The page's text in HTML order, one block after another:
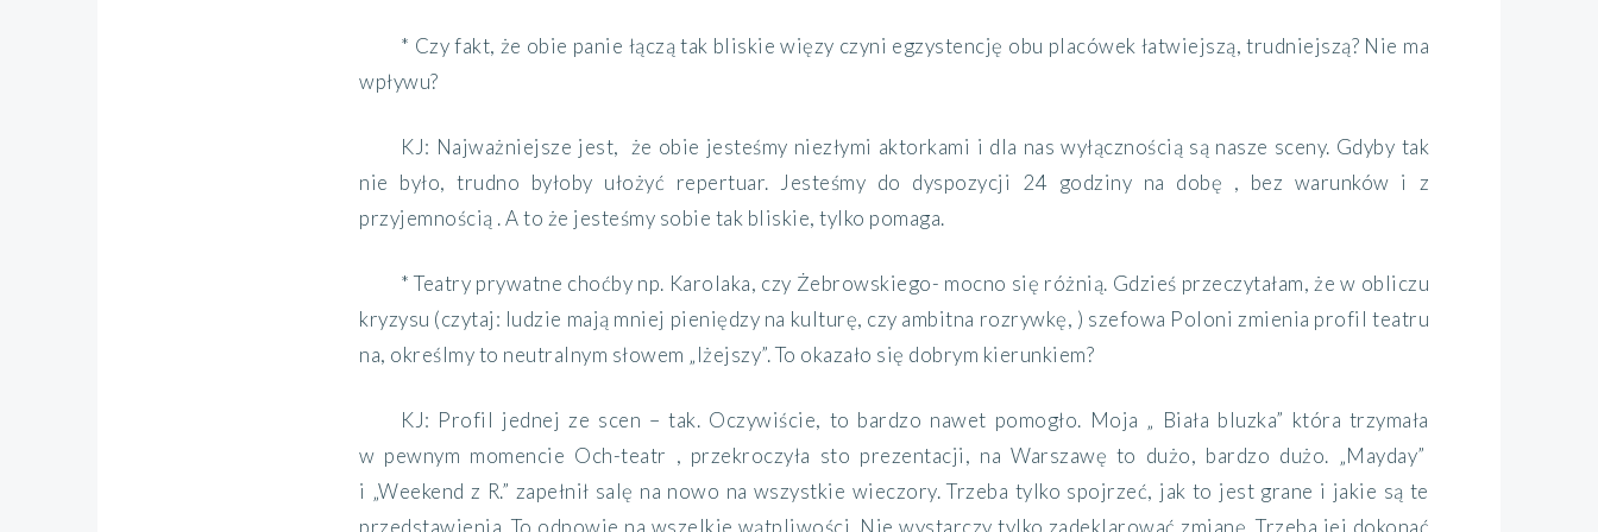
* Czy fakt, że obie panie łączą tak bliskie więzy czyni egzystencję obu placówek łatwiejszą, trudniejszą? Nie ma
wpływu?
KJ: Najważniejsze jest, że obie jesteśmy niezłymi aktorkami i dla nas wyłącznością są nasze sceny. Gdyby tak
nie było, trudno byłoby ułożyć repertuar. Jesteśmy do dyspozycji 24 godziny na dobę , bez warunków i z
przyjemnością . A to że jesteśmy sobie tak bliskie, tylko pomaga.
* Teatry prywatne choćby np. Karolaka, czy Żebrowskiego- mocno się różnią. Gdzieś przeczytałam, że w obliczu
kryzysu (czytaj: ludzie mają mniej pieniędzy na kulturę, czy ambitna rozrywkę, ) szefowa Poloni zmienia profil teatru
na, określmy to neutralnym słowem „lżejszy”. To okazało się dobrym kierunkiem?
KJ: Profil jednej ze scen – tak. Oczywiście, to bardzo nawet pomogło. Moja „ Biała bluzka” która trzymała
w pewnym momencie Och-teatr , przekroczyła sto prezentacji, na Warszawę to dużo, bardzo dużo. „Mayday”
i „Weekend z R.” zapełnił salę na nowo na wszystkie wieczory. Trzeba tylko spojrzeć, jak to jest grane i jakie są te
przedstawienia. To odpowie na wszelkie wątpliwości. Nie wystarczy tylko zadeklarować zmianę. Trzeba jej dokonać